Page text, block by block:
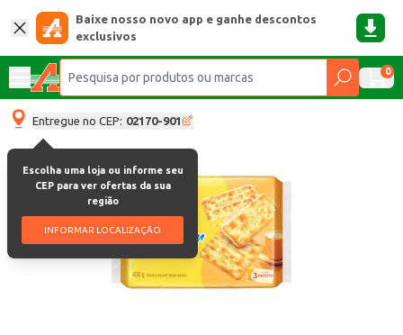
Baixe nosso novo app e ganhe descontos
exclusivos
0
Entregue no CEP: 02170-901
Escolha uma loja ou informe seu
CEP para ver ofertas da sua
região
INFORMAR LOCALIZAÇÃO